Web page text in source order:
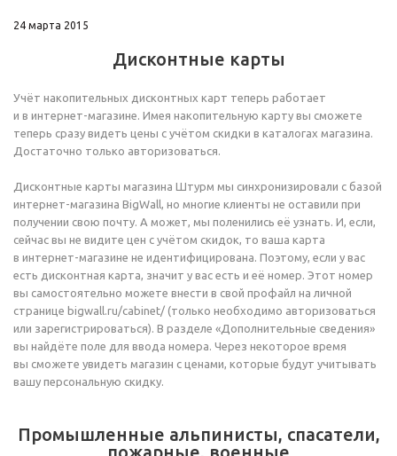
24 марта 2015
Дисконтные карты
Учёт накопительных дисконтных карт теперь работает
и в интернет-магазине. Имея накопительную карту вы сможете
теперь сразу видеть цены с учётом скидки в каталогах магазина.
Достаточно только авторизоваться.
Дисконтные карты магазина Штурм мы синхронизировали с базой
интернет-магазина BigWall, но многие клиенты не оставили при
получении свою почту. А может, мы поленились её узнать. И, если,
сейчас вы не видите цен с учётом скидок, то ваша карта
в интернет-магазине не идентифицирована. Поэтому, если у вас
есть дисконтная карта, значит у вас есть и её номер. Этот номер
вы самостоятельно можете внести в свой профайл на личной
странице bigwall.ru/cabinet/ (только необходимо авторизоваться
или зарегистрироваться). В разделе «Дополнительные сведения»
вы найдёте поле для ввода номера. Через некоторое время
вы сможете увидеть магазин с ценами, которые будут учитывать
вашу персональную скидку.
Промышленные альпинисты, спасатели,